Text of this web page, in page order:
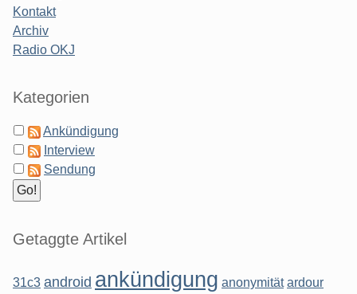
Kontakt
Archiv
Radio OKJ
Kategorien
Ankündigung
Interview
Sendung
Getaggte Artikel
31c3 android ankündigung anonymität ardour